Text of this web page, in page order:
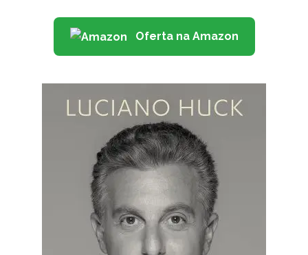
Oferta na Amazon